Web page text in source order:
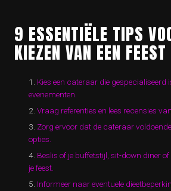
9 ESSENTIËLE TIPS
KIEZEN VAN EEN
Kies een cateraar die gespecialiseerd
evenementen.
Vraag referenties en lees recensies
Zorg ervoor dat de cateraar
opties.
Beslis of je buffetstijl, sit-down diner
je feest.
Informeer naar eventuele